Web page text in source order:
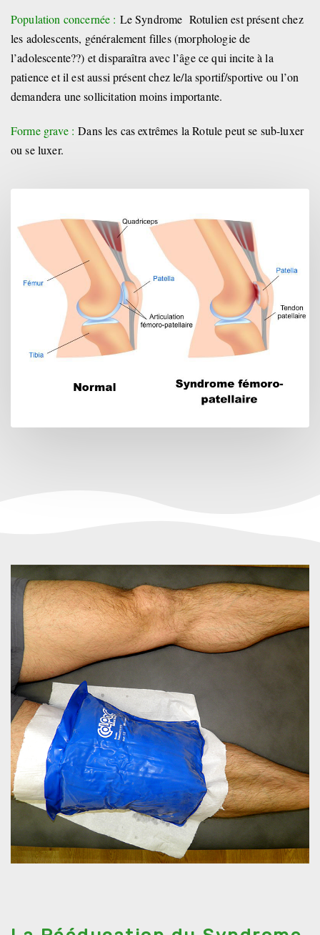
Population concernée : Le Syndrome Rotulien est présent chez
les adolescents, généralement filles (morphologie de
l’adolescente??) et disparaîtra avec l’âge ce qui incite à la
patience et il est aussi présent chez le/la sportif/sportive ou l’on
demandera une sollicitation moins importante.
Forme grave : Dans les cas extrêmes la Rotule peut se sub-luxer
ou se luxer.